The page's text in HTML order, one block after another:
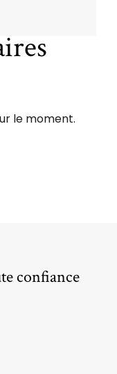
le moment.
confiance